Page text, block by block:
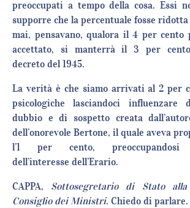
preoccupati a tempo della cosa. Essi
supporre che la percentuale fosse ridotta
mai, pensavano, qualora il 4 per cento
accettato, si manterrà il 3 per
decreto del 1945.
La verità è che siamo arrivati al 2 per
psicologiche lasciandoci influenzare
dubbio e di sospetto creata
dell’onorevole Bertone, il quale aveva
l’1 per cento, preoccupandosi
dell’interesse dell’Erario.
CAPPA, Sottosegretario di Stato
Consiglio dei Ministri. Chiedo di parlare.